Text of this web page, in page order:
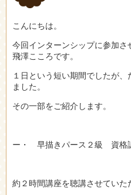
こんにちは。
今回インターンシップに参加
飛澤こころです。
１日という短い期間でしたが
ました。
その一部をご紹介します。
ー・ 早描きパース２級 資
約２時間講座を聴講させていた